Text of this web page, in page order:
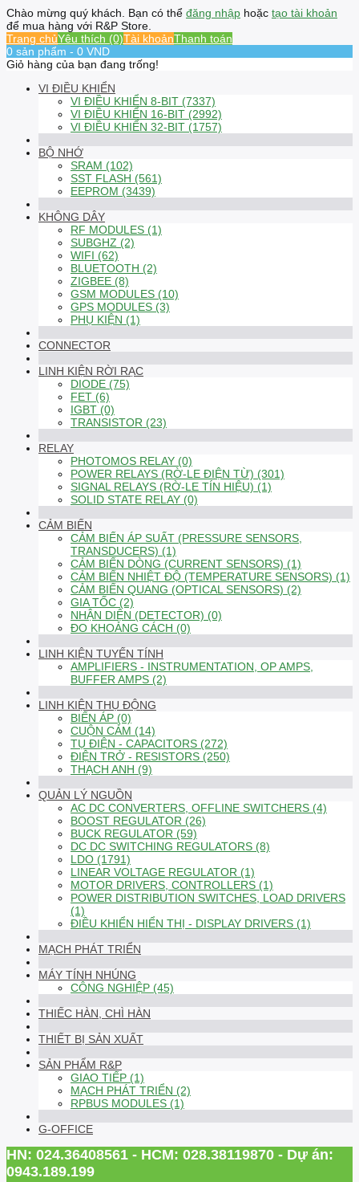
Chào mừng quý khách. Bạn có thể đăng nhập hoặc tạo tài khoản
để mua hàng với R&P Store.
Trang chủYêu thích (0)Tài khoảnThanh toán
0 sản phẩm - 0 VND
Giỏ hàng của bạn đang trống!
VI ĐIỀU KHIỂN
VI ĐIỀU KHIỂN 8-BIT (7337)
VI ĐIỀU KHIỂN 16-BIT (2992)
VI ĐIỀU KHIỂN 32-BIT (1757)
BỘ NHỚ
SRAM (102)
SST FLASH (561)
EEPROM (3439)
KHÔNG DÂY
RF MODULES (1)
SUBGHZ (2)
WIFI (62)
BLUETOOTH (2)
ZIGBEE (8)
GSM MODULES (10)
GPS MODULES (3)
PHỤ KIỆN (1)
CONNECTOR
LINH KIỆN RỜI RẠC
DIODE (75)
FET (6)
IGBT (0)
TRANSISTOR (23)
RELAY
PHOTOMOS RELAY (0)
POWER RELAYS (RỜ-LE ĐIỆN TỪ) (301)
SIGNAL RELAYS (RỜ-LE TÍN HIỆU) (1)
SOLID STATE RELAY (0)
CẢM BIẾN
CẢM BIẾN ÁP SUẤT (PRESSURE SENSORS,
TRANSDUCERS) (1)
CẢM BIẾN DÒNG (CURRENT SENSORS) (1)
CẢM BIẾN NHIỆT ĐỘ (TEMPERATURE SENSORS) (1)
CẢM BIẾN QUANG (OPTICAL SENSORS) (2)
GIA TỐC (2)
NHẬN DIỆN (DETECTOR) (0)
ĐO KHOẢNG CÁCH (0)
LINH KIỆN TUYẾN TÍNH
AMPLIFIERS - INSTRUMENTATION, OP AMPS,
BUFFER AMPS (2)
LINH KIỆN THỤ ĐỘNG
BIẾN ÁP (0)
CUỘN CẢM (14)
TỤ ĐIỆN - CAPACITORS (272)
ĐIỆN TRỞ - RESISTORS (250)
THẠCH ANH (9)
QUẢN LÝ NGUỒN
AC DC CONVERTERS, OFFLINE SWITCHERS (4)
BOOST REGULATOR (26)
BUCK REGULATOR (59)
DC DC SWITCHING REGULATORS (8)
LDO (1791)
LINEAR VOLTAGE REGULATOR (1)
MOTOR DRIVERS, CONTROLLERS (1)
POWER DISTRIBUTION SWITCHES, LOAD DRIVERS
(1)
ĐIỀU KHIỂN HIỂN THỊ - DISPLAY DRIVERS (1)
MẠCH PHÁT TRIỂN
MÁY TÍNH NHÚNG
CÔNG NGHIỆP (45)
THIẾC HÀN, CHÌ HÀN
THIẾT BỊ SẢN XUẤT
SẢN PHẨM R&P
GIAO TIẾP (1)
MẠCH PHÁT TRIỂN (2)
RPBUS MODULES (1)
G-OFFICE
HN: 024.36408561 - HCM: 028.38119870 - Dự án:
0943.189.199